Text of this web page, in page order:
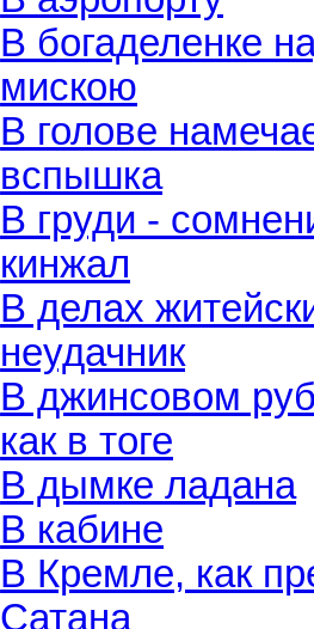
В богаделенке
мискою
В голове
вспышка
В груди -
кинжал
В делах
неудачник
В джинсовом
как в тоге
В дымке ладана
В кабине
В Кремле, как
Сатана